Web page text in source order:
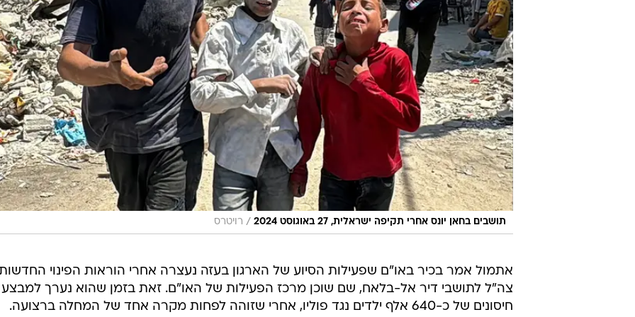
תושבים בחאן יונס אחרי תקיפה ישראלית, 27 באוגוסט 2024 / רויטרס
אתמול אמר בכיר באו"ם שפעילות הסיוע של הארגון בעזה נעצרה אחרי הוראות הפינוי
צה"ל לתושבי דיר אל-בלאח, שם שוכן מרכז הפעילות של האו"ם. זאת בזמן שהוא נערך למבצע
חיסונים של כ-640 אלף ילדים נגד פוליו, אחרי שזוהה לפחות מקרה אחד של המחלה ברצועה.